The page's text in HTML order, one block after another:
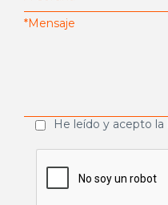
He leído y acepto la